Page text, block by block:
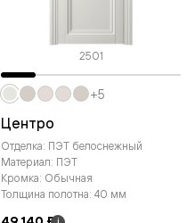
2501
Центро
Отделка: ПЭТ белоснежный
Материал: ПЭТ
Кромка: Обычная
Толщина полотна: 40 мм
+5